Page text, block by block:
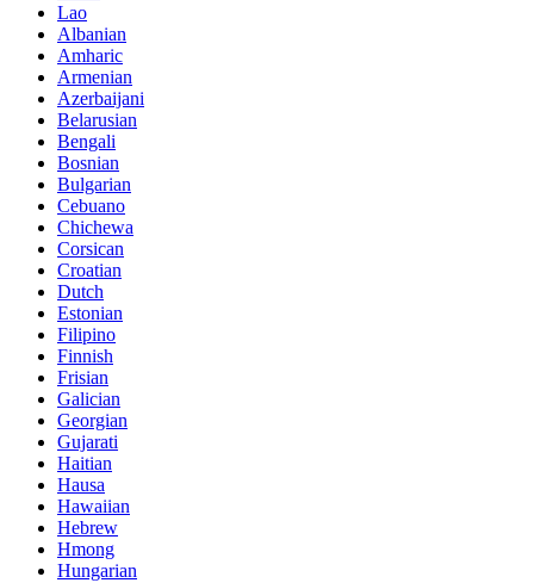
Lao
Albanian
Amharic
Armenian
Azerbaijani
Belarusian
Bengali
Bosnian
Bulgarian
Cebuano
Chichewa
Corsican
Croatian
Dutch
Estonian
Filipino
Finnish
Frisian
Galician
Georgian
Gujarati
Haitian
Hausa
Hawaiian
Hebrew
Hmong
Hungarian